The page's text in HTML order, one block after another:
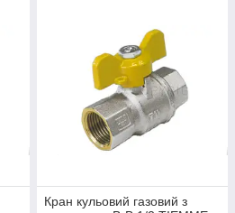
Кран кульовий газовий з